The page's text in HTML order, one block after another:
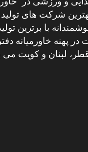
شرکت های
با برترین تولید
در پهنه
قطر، لبنان و کویت می